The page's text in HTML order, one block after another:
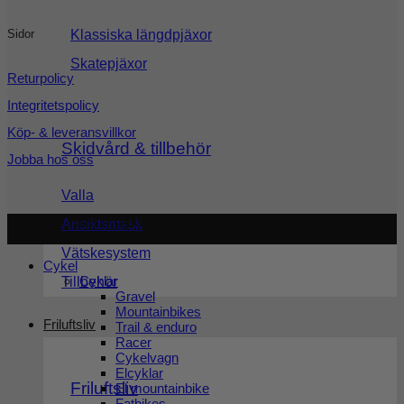
Klassiska längdpjäxor
Skatepjäxor
Skidvård & tillbehör
Valla
Ansiktsmask
Vätskesystem
Tillbehör
Friluftsliv
Friluftsliv
Sidor
Returpolicy
Integritetspolicy
Köp- & leveransvillkor
Jobba hos oss
Copyright 2026 ©Cykel och Längdspecialisten
Cykel
Cyklar
Gravel
Mountainbikes
Trail & enduro
Racer
Cykelvagn
Elcyklar
El mountainbike